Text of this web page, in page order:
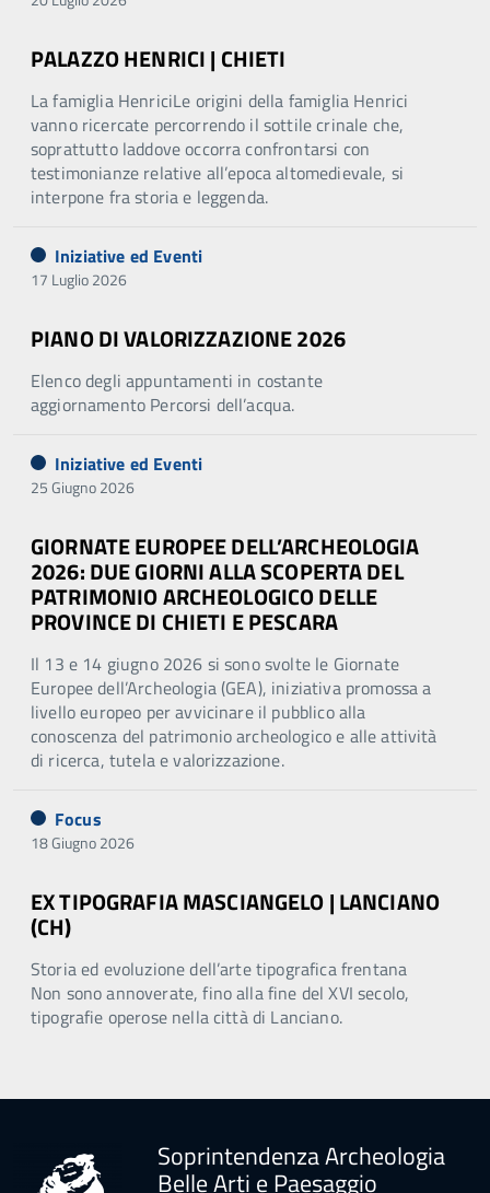
PALAZZO HENRICI | CHIETI
La famiglia HenriciLe origini della famiglia Henrici
vanno ricercate percorrendo il sottile crinale che,
soprattutto laddove occorra confrontarsi con
testimonianze relative all’epoca altomedievale, si
interpone fra storia e leggenda.
Iniziative ed Eventi
17 Luglio 2026
PIANO DI VALORIZZAZIONE 2026
Elenco degli appuntamenti in costante
aggiornamento Percorsi dell’acqua.
Iniziative ed Eventi
25 Giugno 2026
GIORNATE EUROPEE DELL’ARCHEOLOGIA
2026: DUE GIORNI ALLA SCOPERTA DEL
PATRIMONIO ARCHEOLOGICO DELLE
PROVINCE DI CHIETI E PESCARA
Il 13 e 14 giugno 2026 si sono svolte le Giornate
Europee dell’Archeologia (GEA), iniziativa promossa a
livello europeo per avvicinare il pubblico alla
conoscenza del patrimonio archeologico e alle attività
di ricerca, tutela e valorizzazione.
Focus
18 Giugno 2026
EX TIPOGRAFIA MASCIANGELO | LANCIANO
(CH)
Storia ed evoluzione dell’arte tipografica frentana
Non sono annoverate, fino alla fine del XVI secolo,
tipografie operose nella città di Lanciano.
Soprintendenza Archeologia
Belle Arti e Paesaggio